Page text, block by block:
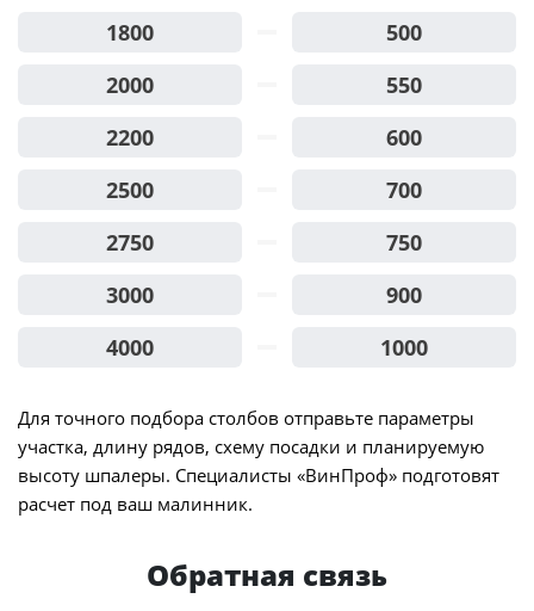
1800
500
2000
550
2200
600
2500
700
2750
750
3000
900
4000
1000
Для точного подбора столбов отправьте параметры
участка, длину рядов, схему посадки и планируемую
высоту шпалеры. Специалисты «ВинПроф» подготовят
расчет под ваш малинник.
Обратная связь